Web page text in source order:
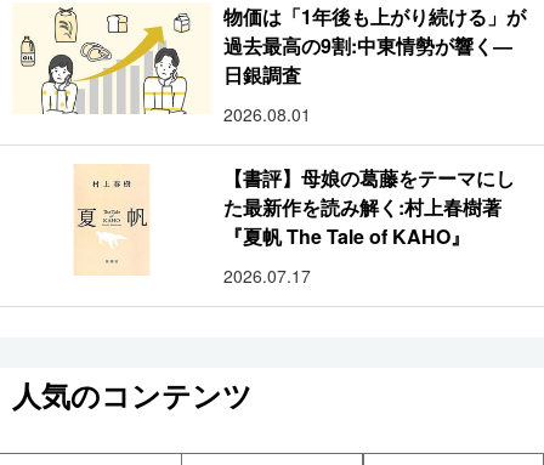
物価は「1年後も上がり続ける」が
過去最高の9割:中東情勢が響く―
日銀調査
2026.08.01
【書評】母娘の葛藤をテーマにし
た最新作を読み解く:村上春樹著
『夏帆 The Tale of KAHO』
2026.07.17
人気のコンテンツ